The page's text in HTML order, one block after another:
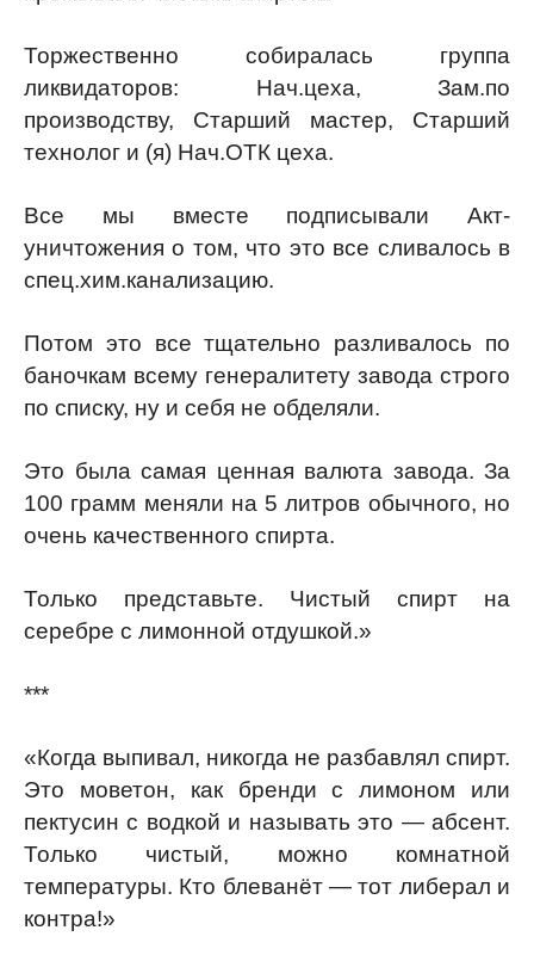
Торжественно собиралась группа
ликвидаторов: Нач.цеха, Зам.по
производству, Старший мастер, Старший
технолог и (я) Нач.ОТК цеха.
Все мы вместе подписывали Акт-
уничтожения о том, что это все сливалось в
спец.хим.канализацию.
Потом это все тщательно разливалось по
баночкам всему генералитету завода строго
по списку, ну и себя не обделяли.
Это была самая ценная валюта завода. За
100 грамм меняли на 5 литров обычного, но
очень качественного спирта.
Только представьте. Чистый спирт на
серебре с лимонной отдушкой.»
***
«Когда выпивал, никогда не разбавлял спирт.
Это моветон, как бренди с лимоном или
пектусин с водкой и называть это — абсент.
Только чистый, можно комнатной
температуры. Кто блеванёт — тот либерал и
контра!»